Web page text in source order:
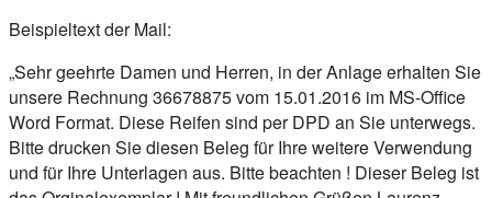
Beispieltext der Mail:
„Sehr geehrte Damen und Herren, in der Anlage erhalten Sie
unsere Rechnung 36678875 vom 15.01.2016 im MS-Office
Word Format. Diese Reifen sind per DPD an Sie unterwegs.
Bitte drucken Sie diesen Beleg für Ihre weitere Verwendung
und für Ihre Unterlagen aus. Bitte beachten ! Dieser Beleg ist